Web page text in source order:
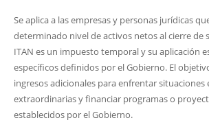
Se aplica a las empresas y personas jurídicas
determinado nivel de activos netos al cierre de
ITAN es un impuesto temporal y su aplicación
específicos definidos por el Gobierno. El
ingresos adicionales para enfrentar situaciones
extraordinarias y financiar programas o
establecidos por el Gobierno.